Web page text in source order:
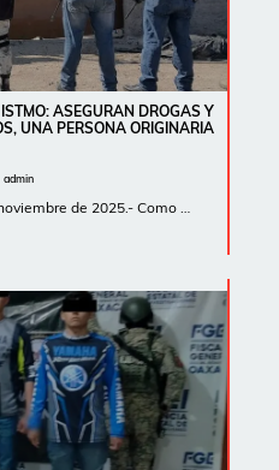
ISTMO: ASEGURAN DROGAS Y
UNA PERSONA ORIGINARIA
admin
de 2025.- Como …